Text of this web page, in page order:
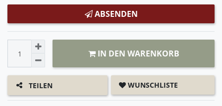
ABSENDEN
IN DEN WARENKORB
TEILEN WUNSCHLISTE